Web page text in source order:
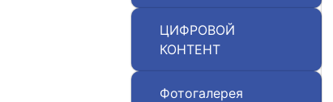
ЦИФРОВОЙ
КОНТЕНТ
Фотогалерея